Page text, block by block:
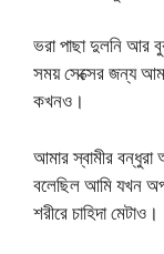
ভরা পাছা দুলনি আর
সময় সেক্সের জন্য
কখনও।
আমার স্বামীর
বলেছিল আমি যখন
শরীরে চাহিদা মেটাও।